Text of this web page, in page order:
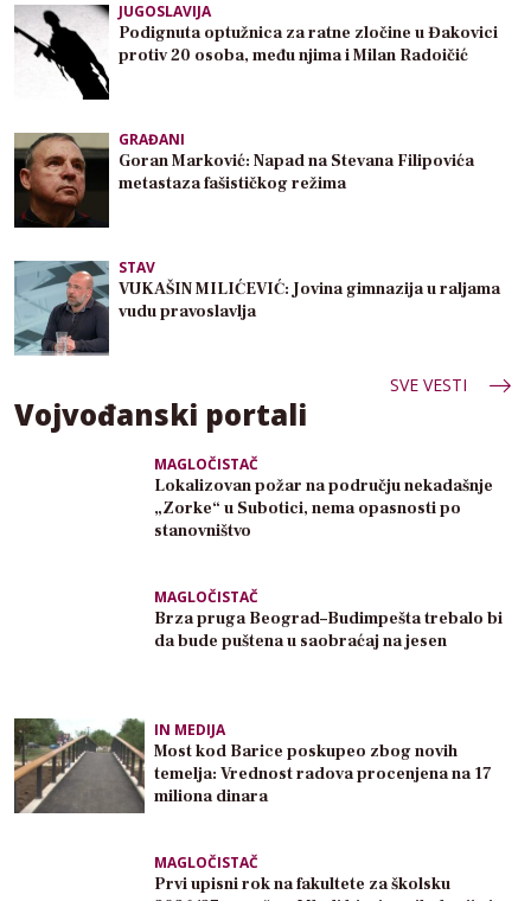
JUGOSLAVIJA
Podignuta optužnica za ratne zločine u Đakovici
protiv 20 osoba, među njima i Milan Radoičić
GRAĐANI
Goran Marković: Napad na Stevana Filipovića
metastaza fašističkog režima
STAV
VUKAŠIN MILIĆEVIĆ: Jovina gimnazija u raljama
vudu pravoslavlja
SVE VESTI
Vojvođanski portali
MAGLOČISTAČ
Lokalizovan požar na području nekadašnje
„Zorke“ u Subotici, nema opasnosti po
stanovništvo
MAGLOČISTAČ
Brza pruga Beograd–Budimpešta trebalo bi
da bude puštena u saobraćaj na jesen
IN MEDIJA
Most kod Barice poskupeo zbog novih
temelja: Vrednost radova procenjena na 17
miliona dinara
MAGLOČISTAČ
Prvi upisni rok na fakultete za školsku